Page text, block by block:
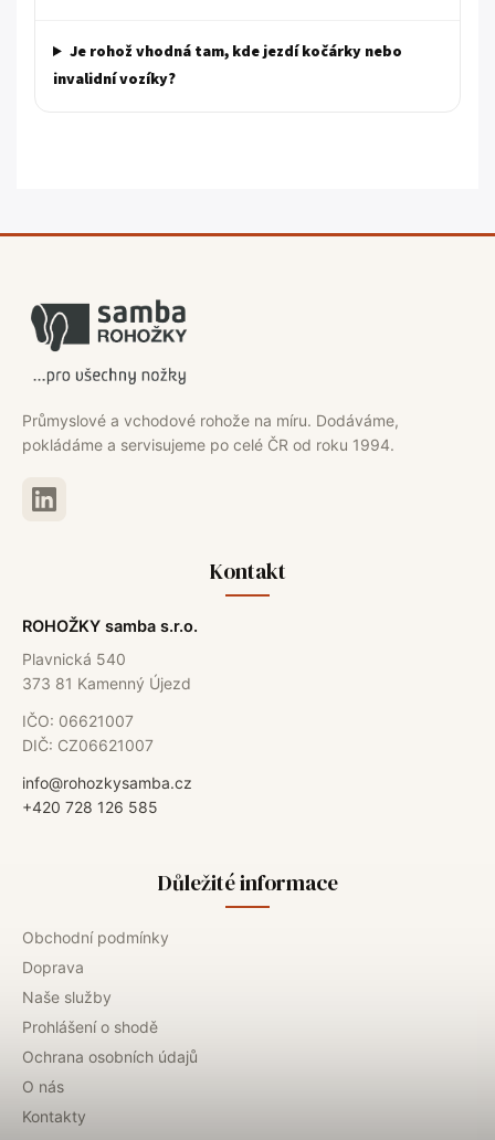
Je rohož vhodná tam, kde jezdí kočárky nebo
invalidní vozíky?
Průmyslové a vchodové rohože na míru. Dodáváme,
pokládáme a servisujeme po celé ČR od roku 1994.
Kontakt
ROHOŽKY samba s.r.o.
Plavnická 540
373 81 Kamenný Újezd
IČO: 06621007
DIČ: CZ06621007
info@rohozkysamba.cz
+420 728 126 585
Důležité informace
Obchodní podmínky
Doprava
Naše služby
Prohlášení o shodě
Ochrana osobních údajů
O nás
Kontakty